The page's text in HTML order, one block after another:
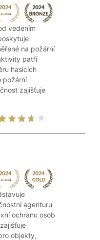
vedením
na požární
patří
hasicích
požární
zajišťuje
agenturu
ochranu osob
objekty,